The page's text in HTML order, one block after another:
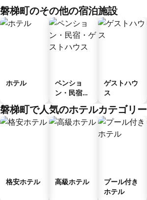
磐梯町のその他の宿泊施設
ホテル
ペンショ
ン・民宿・
ス
ゲストハウ
ス
磐梯町で人気のホテルカテゴリー
格安ホテル 高級ホテル
プール付き
ホテル